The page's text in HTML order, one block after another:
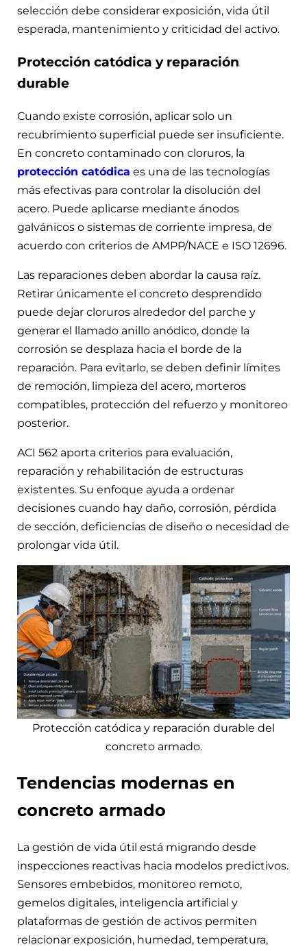
selección debe considerar exposición, vida útil
esperada, mantenimiento y criticidad del activo.
Protección catódica y reparación
durable
Cuando existe corrosión, aplicar solo un
recubrimiento superficial puede ser insuficiente.
En concreto contaminado con cloruros, la
protección catódica es una de las tecnologías
más efectivas para controlar la disolución del
acero. Puede aplicarse mediante ánodos
galvánicos o sistemas de corriente impresa, de
acuerdo con criterios de AMPP/NACE e ISO 12696.
Las reparaciones deben abordar la causa raíz.
Retirar únicamente el concreto desprendido
puede dejar cloruros alrededor del parche y
generar el llamado anillo anódico, donde la
corrosión se desplaza hacia el borde de la
reparación. Para evitarlo, se deben definir límites
de remoción, limpieza del acero, morteros
compatibles, protección del refuerzo y monitoreo
posterior.
ACI 562 aporta criterios para evaluación,
reparación y rehabilitación de estructuras
existentes. Su enfoque ayuda a ordenar
decisiones cuando hay daño, corrosión, pérdida
de sección, deficiencias de diseño o necesidad de
prolongar vida útil.
Protección catódica y reparación durable del
concreto armado.
Tendencias modernas en
concreto armado
La gestión de vida útil está migrando desde
inspecciones reactivas hacia modelos predictivos.
Sensores embebidos, monitoreo remoto,
gemelos digitales, inteligencia artificial y
plataformas de gestión de activos permiten
relacionar exposición, humedad, temperatura,